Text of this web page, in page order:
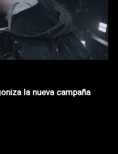
la nueva campaña